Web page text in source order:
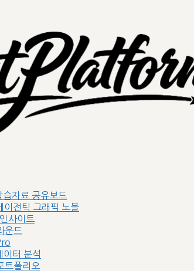
자료 공유보드
전틱 그래픽 노블
사이트
운드
터 분석
폴리오